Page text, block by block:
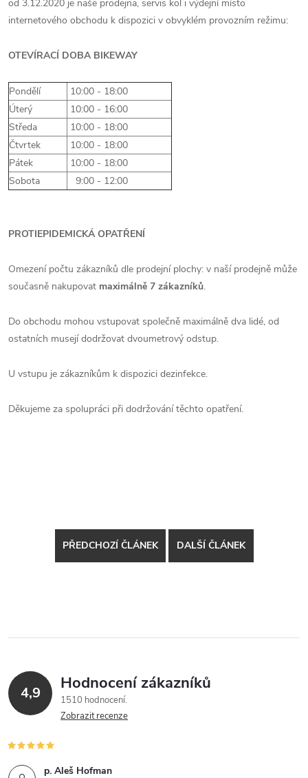
od 3.12.2020 je naše prodejna, servis kol i výdejní místo
internetového obchodu k dispozici v obvyklém provozním režimu:
OTEVÍRACÍ DOBA BIKEWAY
Pondělí
10:00 - 18:00
Úterý
10:00 - 16:00
Středa
10:00 - 18:00
Čtvrtek
10:00 - 18:00
Pátek
10:00 - 18:00
Sobota
9:00 - 12:00
PROTIEPIDEMICKÁ OPATŘENÍ
Omezení počtu zákazníků dle prodejní plochy: v naší prodejně může
současně nakupovat maximálně 7 zákazníků.
Do obchodu mohou vstupovat společně maximálně dva lidé, od
ostatních musejí dodržovat dvoumetrový odstup.
U vstupu je zákazníkům k dispozici dezinfekce.
Děkujeme za spolupráci při dodržování těchto opatření.
PŘEDCHOZÍ ČLÁNEK DALŠÍ ČLÁNEK
4,9 Hodnocení zákazníků
1510 hodnocení
Zobrazit recenze
p. Aleš Hofman